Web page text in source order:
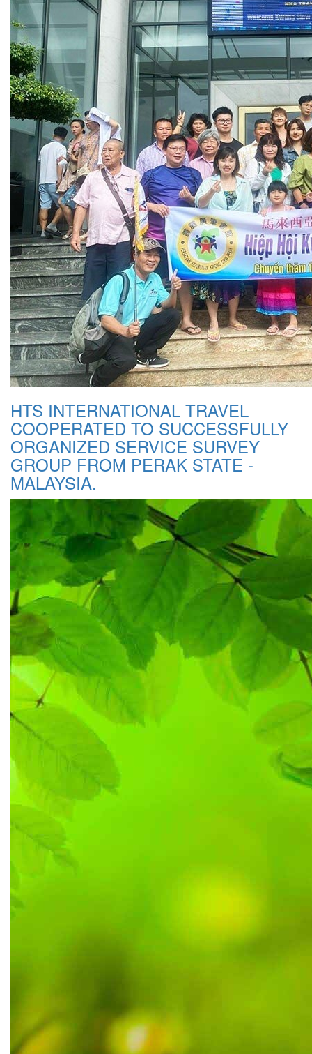
HTS INTERNATIONAL TRAVEL
COOPERATED TO SUCCESSFULLY
ORGANIZED SERVICE SURVEY
GROUP FROM PERAK STATE -
MALAYSIA.